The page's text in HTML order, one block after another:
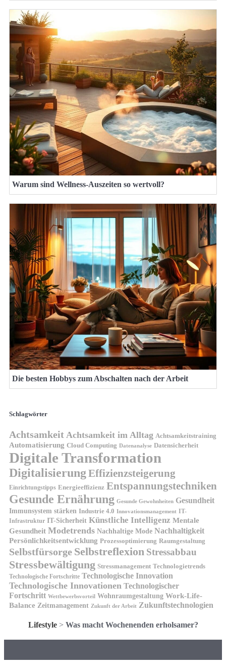
Warum sind Wellness-Auszeiten so wertvoll?
Die besten Hobbys zum Abschalten nach der Arbeit
Schlagwörter
Achtsamkeit Achtsamkeit im Alltag Achtsamkeitstraining
Automatisierung Cloud Computing Datenanalyse Datensicherheit
Digitale Transformation
Digitalisierung Effizienzsteigerung
Einrichtungstipps Energieeffizienz Entspannungstechniken
Gesunde Ernährung Gesunde Gewohnheiten Gesundheit
Immunsystem stärken Industrie 4.0 Innovationsmanagement IT-
Infrastruktur IT-Sicherheit Künstliche Intelligenz Mentale
Gesundheit Modetrends Nachhaltige Mode Nachhaltigkeit
Persönlichkeitsentwicklung Prozessoptimierung Raumgestaltung
Selbstfürsorge Selbstreflexion Stressabbau
Stressbewältigung Stressmanagement Technologietrends
Technologische Fortschritte Technologische Innovation
Technologische Innovationen Technologischer
Fortschritt Wettbewerbsvorteil Wohnraumgestaltung Work-Life-
Balance Zeitmanagement Zukunft der Arbeit Zukunftstechnologien
Lifestyle> Was macht Wochenenden erholsamer?